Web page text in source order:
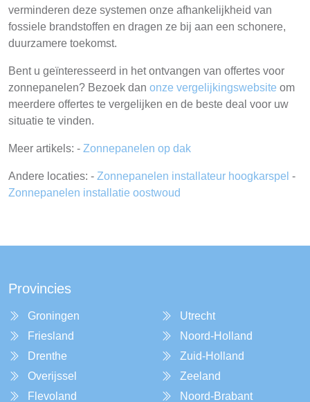
verminderen deze systemen onze afhankelijkheid van
fossiele brandstoffen en dragen ze bij aan een schonere,
duurzamere toekomst.
Bent u geïnteresseerd in het ontvangen van offertes voor
zonnepanelen? Bezoek dan onze vergelijkingswebsite om
meerdere offertes te vergelijken en de beste deal voor uw
situatie te vinden.
Meer artikels: - Zonnepanelen op dak
Andere locaties: - Zonnepanelen installateur hoogkarspel -
Zonnepanelen installatie oostwoud
Provincies
Groningen
Friesland
Drenthe
Overijssel
Flevoland
Utrecht
Noord-Holland
Zuid-Holland
Zeeland
Noord-Brabant